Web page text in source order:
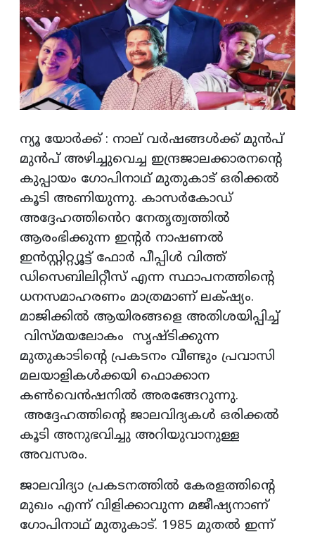
ന്യൂ യോർക്ക് : നാല് വര്‍ഷങ്ങള്‍ക്ക് മുന്‍പ്
മുന്‍പ് അഴിച്ചുവെച്ച ഇന്ദ്രജാലക്കാരനന്റെ
കുപ്പായം ഗോപിനാഥ് മുതുകാട് ഒരിക്കൽ
കൂടി അണിയുന്നു. കാസര്‍കോഡ്
അദ്ദേഹത്തിൻെറ നേതൃത്വത്തിൽ
ആരംഭിക്കുന്ന ഇന്റര്‍ നാഷണല്‍
ഇന്‍സ്റ്റിറ്റ്യൂട്ട് ഫോര്‍ പീപ്പിള്‍ വിത്ത്
ഡിസെബിലിറ്റീസ് എന്ന സ്ഥാപനത്തിന്റെ
ധനസമാഹരണം മാത്രമാണ് ലക്‌ഷ്യം.
മാജിക്കിൽ ആയിരങ്ങളെ അതിശയിപ്പിച്ച്
വിസ്മയലോകം സൃഷ്‌ടിക്കുന്ന
മുതുകാടിന്റെ പ്രകടനം വീണ്ടും പ്രവാസി
മലയാളികൾക്കയി ഫൊക്കാന
കൺവെൻഷനിൽ അരങ്ങേറുന്നു.
അദ്ദേഹത്തിന്റെ ജാലവിദ്യകൾ ഒരിക്കൽ
കൂടി അനുഭവിച്ചു അറിയുവാനുള്ള
അവസരം.
ജാലവിദ്യാ പ്രകടനത്തില്‍ കേരളത്തിന്റെ
മുഖം എന്ന് വിളിക്കാവുന്ന മജീഷ്യനാണ്
ഗോപിനാഥ് മുതുകാട്. 1985 മുതല്‍ ഇന്ന്